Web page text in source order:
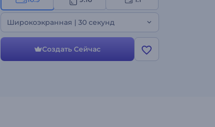
загрузите медиафайлы, напишите текст,
внесите необходимые изменения и дополните
свой жуткий видеопроект фоновой музыкой
или даже закадровым голосом. Идеально
подходит для фильмов ужасов, захватывающих
тизеров, рекламных акций на Хэллоуин, жутких
Широкоэкранная | 30 секунд
Создать Сейчас